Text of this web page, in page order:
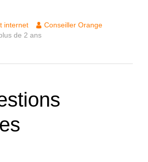
internet
Conseiller Orange
de 2 ans